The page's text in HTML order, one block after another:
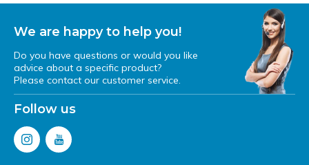
We are happy to help you!
Do you have questions or would you like
advice about a specific product?
Please contact our customer service.
Follow us